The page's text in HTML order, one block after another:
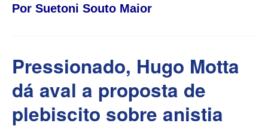
Por Suetoni Souto Maior
Pressionado, Hugo Motta
dá aval a proposta de
plebiscito sobre anistia